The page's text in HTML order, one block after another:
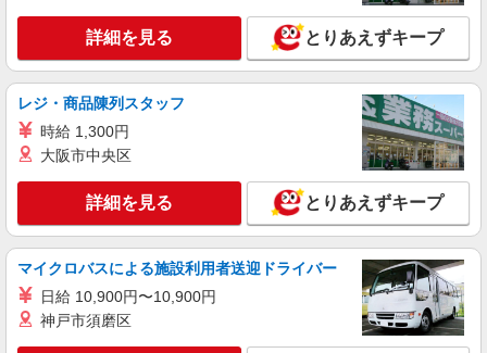
詳細を見る とりあえずキープ
レジ・商品陳列スタッフ
時給 1,300円
大阪市中央区
詳細を見る とりあえずキープ
マイクロバスによる施設利用者送迎ドライバー
日給 10,900円〜10,900円
神戸市須磨区